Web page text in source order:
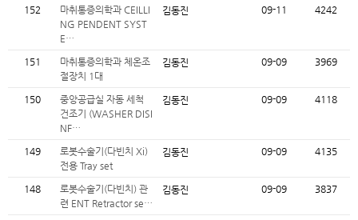
152
마취통증의학과 CEILLI
NG PENDENT SYST
E…
김동진 09-11 4242
151
마취통증의학과 체온조
절장치 1대
김동진 09-09 3969
150
중앙공급실 자동 세척
건조기 (WASHER DISI
NF…
김동진 09-09 4118
149
로봇수술기(다빈치 Xi)
전용 Tray set
김동진 09-09 4135
148
로봇수술기(다빈치) 관
련 ENT Retractor se…
김동진 09-09 3837